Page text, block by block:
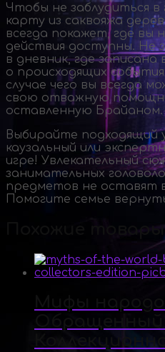
Чтобы не заблудиться в
карту из саквояжа
всегда покажет, где вы
действия доступны. Не
в дневник, где
о происходящих
случае чего вы всегда
свою отважную
оставленную Брайаном.
Выбирайте подходящий
каузальный или
игре! Увлекательный
занимательных
предметов не оставят
Помогите семье
Похожие товары